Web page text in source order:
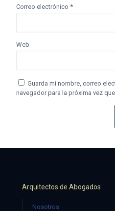
Correo electrónico *
Web
Guarda mi nombre, correo
navegador para la próxima vez
Arquitectos de Abogados
Nosotros